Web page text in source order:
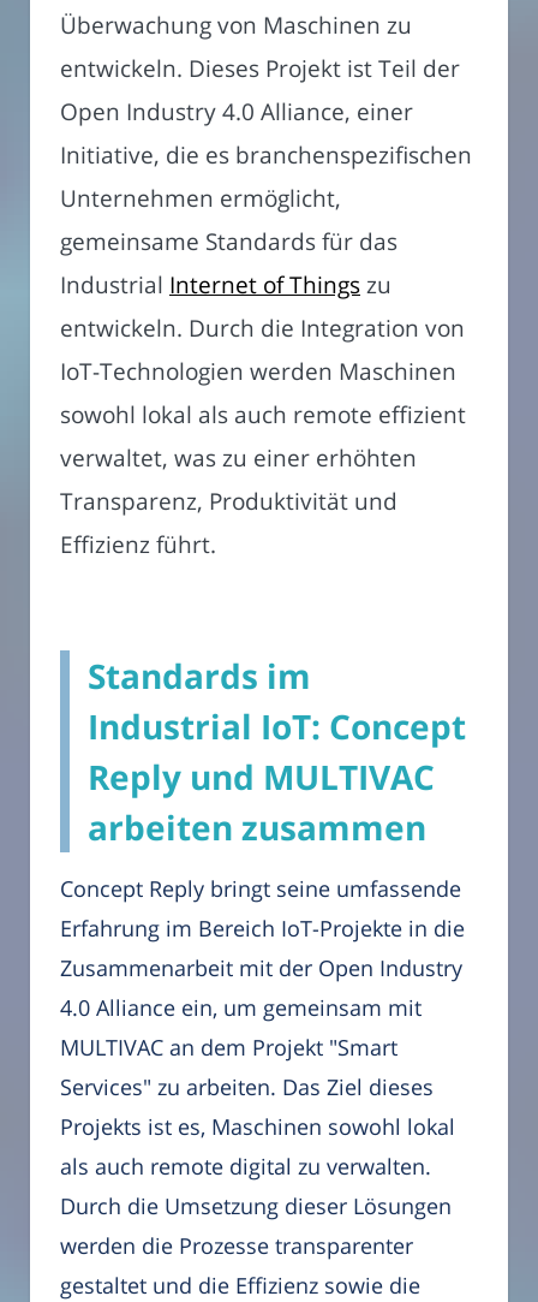
Überwachung von Maschinen zu
entwickeln. Dieses Projekt ist Teil der
Open Industry 4.0 Alliance, einer
Initiative, die es branchenspezifischen
Unternehmen ermöglicht,
gemeinsame Standards für das
Industrial Internet of Thingszu
entwickeln. Durch die Integration von
IoT-Technologien werden Maschinen
sowohl lokal als auch remote effizient
verwaltet, was zu einer erhöhten
Transparenz, Produktivität und
Effizienz führt.
Standards im
Industrial IoT: Concept
Reply und MULTIVAC
arbeiten zusammen
Concept Reply bringt seine umfassende
Erfahrung im Bereich IoT-Projekte in die
Zusammenarbeit mit der Open Industry
4.0 Alliance ein, um gemeinsam mit
MULTIVAC an dem Projekt "Smart
Services" zu arbeiten. Das Ziel dieses
Projekts ist es, Maschinen sowohl lokal
als auch remote digital zu verwalten.
Durch die Umsetzung dieser Lösungen
werden die Prozesse transparenter
gestaltet und die Effizienz sowie die